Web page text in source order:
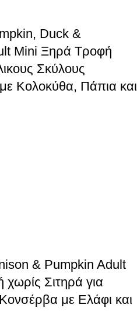
Duck &
Mini Ξηρά Τροφή
Σκύλους
Κολοκύθα, Πάπια και
& Pumpkin Adult
Σιτηρά για
με Ελάφι και